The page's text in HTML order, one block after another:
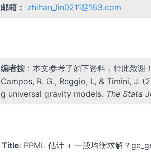
邮箱： zhihan_lin0211@163.com
编者按 ：本文参考了如下资料，特此致谢！
Campos, R. G., Reggio, I., & Timini, J.
g universal gravity models. The Stata
Title: PPML 估计 + 一般均衡求解？